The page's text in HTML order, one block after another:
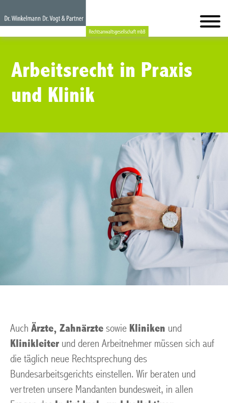
Arbeitsrecht in Praxis
und Klinik
Auch Ärzte, Zahnärzte sowie Kliniken und
Klinikleiter und deren Arbeitnehmer müssen sich auf
die täglich neue Rechtsprechung des
Bundesarbeitsgerichts einstellen. Wir beraten und
vertreten unsere Mandanten bundesweit, in allen